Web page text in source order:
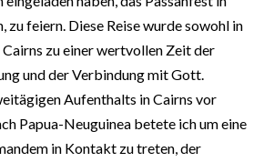
zu feiern. Diese Reise wurde sowohl in
Cairns zu einer wertvollen Zeit der
und der Verbindung mit Gott.
Aufenthalts in Cairns vor
Papua-Neuguinea betete ich um eine
in Kontakt zu treten, der